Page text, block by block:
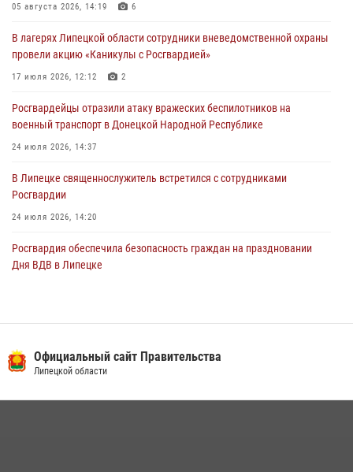
03 августа 2026, 13:39
Росгвардия обеспечила охрану порядка во время проведения
фестивалей в Липецке
03 августа 2026, 13:17
05 августа 2026, 14:19 6
В лагерях Липецкой области сотрудники вневедомственной охраны
провели акцию «Каникулы с Росгвардией»
17 июля 2026, 12:12 2
Росгвардейцы отразили атаку вражеских беспилотников на
военный транспорт в Донецкой Народной Республике
24 июля 2026, 14:37
В Липецке священнослужитель встретился с сотрудниками
Росгвардии
24 июля 2026, 14:20
Росгвардия обеспечила безопасность граждан на праздновании
Дня ВДВ в Липецке
28 июля 2026, 14:38 4
Официальный сайт Правительства
Липецкой области